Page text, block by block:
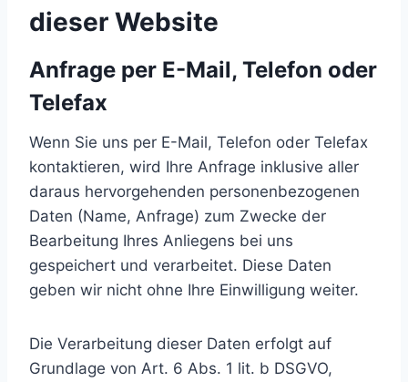
dieser Website
Anfrage per E-Mail, Telefon oder
Telefax
Wenn Sie uns per E-Mail, Telefon oder Telefax
kontaktieren, wird Ihre Anfrage inklusive aller
daraus hervorgehenden personenbezogenen
Daten (Name, Anfrage) zum Zwecke der
Bearbeitung Ihres Anliegens bei uns
gespeichert und verarbeitet. Diese Daten
geben wir nicht ohne Ihre Einwilligung weiter.
Die Verarbeitung dieser Daten erfolgt auf
Grundlage von Art. 6 Abs. 1 lit. b DSGVO,